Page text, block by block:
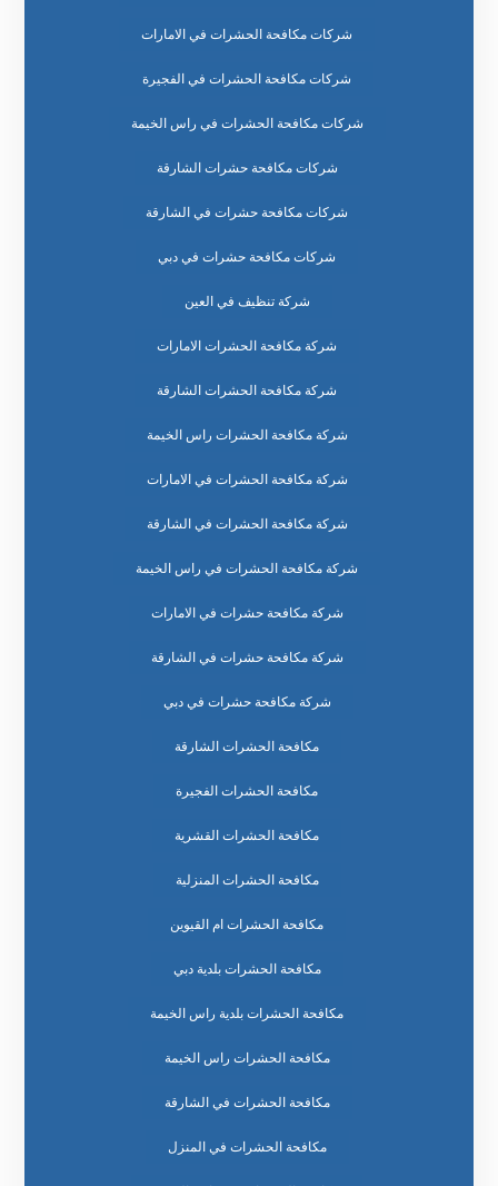
شركات مكافحة الحشرات في الامارات
شركات مكافحة الحشرات في الفجيرة
شركات مكافحة الحشرات في راس الخيمة
شركات مكافحة حشرات الشارقة
شركات مكافحة حشرات في الشارقة
شركات مكافحة حشرات في دبي
شركة تنظيف في العين
شركة مكافحة الحشرات الامارات
شركة مكافحة الحشرات الشارقة
شركة مكافحة الحشرات راس الخيمة
شركة مكافحة الحشرات في الامارات
شركة مكافحة الحشرات في الشارقة
شركة مكافحة الحشرات في راس الخيمة
شركة مكافحة حشرات في الامارات
شركة مكافحة حشرات في الشارقة
شركة مكافحة حشرات في دبي
مكافحة الحشرات الشارقة
مكافحة الحشرات الفجيرة
مكافحة الحشرات القشرية
مكافحة الحشرات المنزلية
مكافحة الحشرات ام القيوين
مكافحة الحشرات بلدية دبي
مكافحة الحشرات بلدية راس الخيمة
مكافحة الحشرات راس الخيمة
مكافحة الحشرات في الشارقة
مكافحة الحشرات في المنزل